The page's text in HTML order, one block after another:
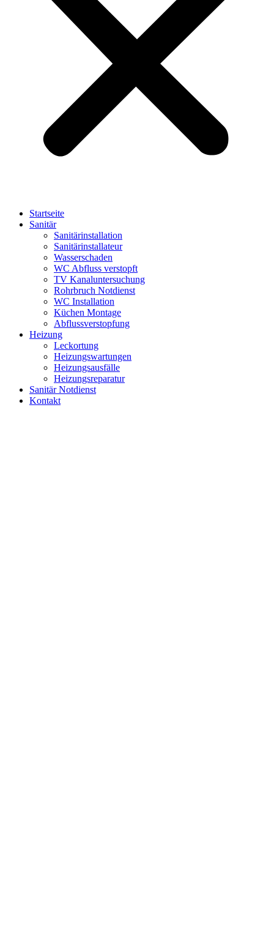
Startseite
Sanitär
Sanitärinstallation
Sanitärinstallateur
Wasserschaden
WC Abfluss verstopft
TV Kanaluntersuchung
Rohrbruch Notdienst
WC Installation
Küchen Montage
Abflussverstopfung
Heizung
Leckortung
Heizungswartungen
Heizungsausfälle
Heizungsreparatur
Sanitär Notdienst
Kontakt